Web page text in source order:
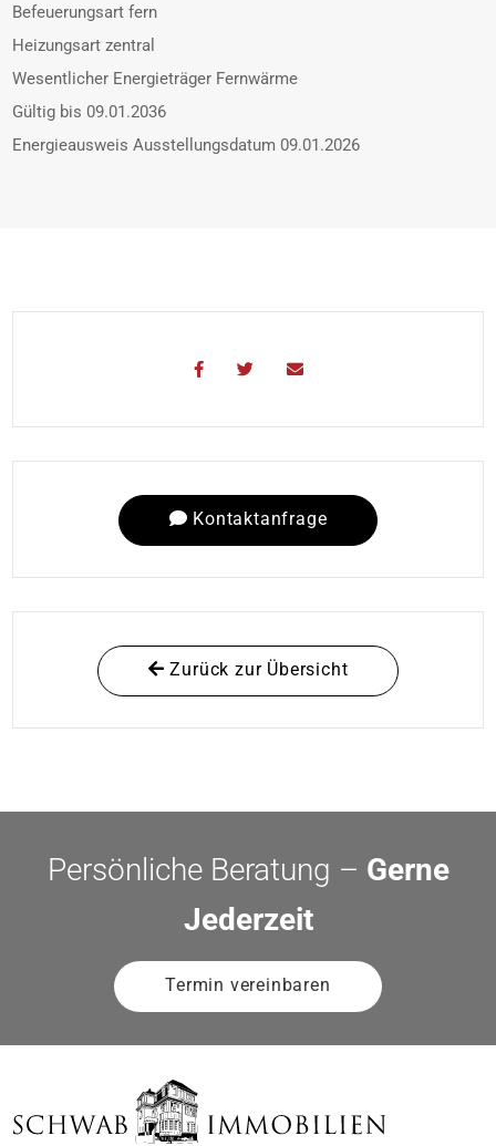
Befeuerungsart fern
Heizungsart zentral
Wesentlicher Energieträger Fernwärme
Gültig bis 09.01.2036
Energieausweis Ausstellungsdatum 09.01.2026
Kontaktanfrage
Zurück zur Übersicht
Persönliche Beratung – Gerne
Jederzeit
Termin vereinbaren